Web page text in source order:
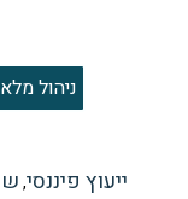
ניהול מלאי
ייעוץ פיננסי,